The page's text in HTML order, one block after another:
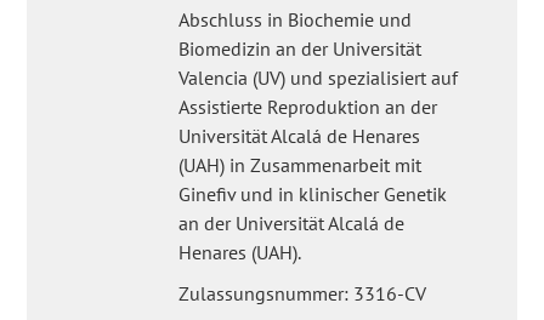
Abschluss in Biochemie und
Biomedizin an der Universität
Valencia (UV) und spezialisiert auf
Assistierte Reproduktion an der
Universität Alcalá de Henares
(UAH) in Zusammenarbeit mit
Ginefiv und in klinischer Genetik
an der Universität Alcalá de
Henares (UAH).
Zulassungsnummer: 3316-CV